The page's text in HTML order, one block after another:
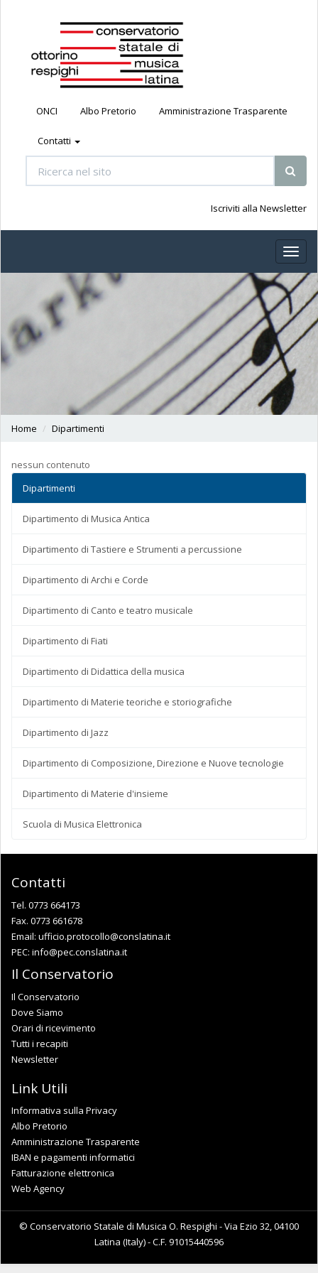
ONCI Albo Pretorio Amministrazione Trasparente
Contatti
Iscriviti alla Newsletter
Toggle
Home Dipartimenti
nessun contenuto
Dipartimenti
Dipartimento di Musica Antica
Dipartimento di Tastiere e Strumenti a percussione
Dipartimento di Archi e Corde
Dipartimento di Canto e teatro musicale
Dipartimento di Fiati
Dipartimento di Didattica della musica
Dipartimento di Materie teoriche e storiografiche
Dipartimento di Jazz
Dipartimento di Composizione, Direzione e Nuove tecnologie
Dipartimento di Materie d'insieme
Scuola di Musica Elettronica
Contatti
Tel. 0773 664173
Fax. 0773 661678
Email: ufficio.protocollo@conslatina.it
PEC: info@pec.conslatina.it
Il Conservatorio
Il Conservatorio
Dove Siamo
Orari di ricevimento
Tutti i recapiti
Newsletter
Link Utili
Informativa sulla Privacy
Albo Pretorio
Amministrazione Trasparente
IBAN e pagamenti informatici
Fatturazione elettronica
Web Agency
© Conservatorio Statale di Musica O. Respighi - Via Ezio 32, 04100
Latina (Italy) - C.F. 91015440596